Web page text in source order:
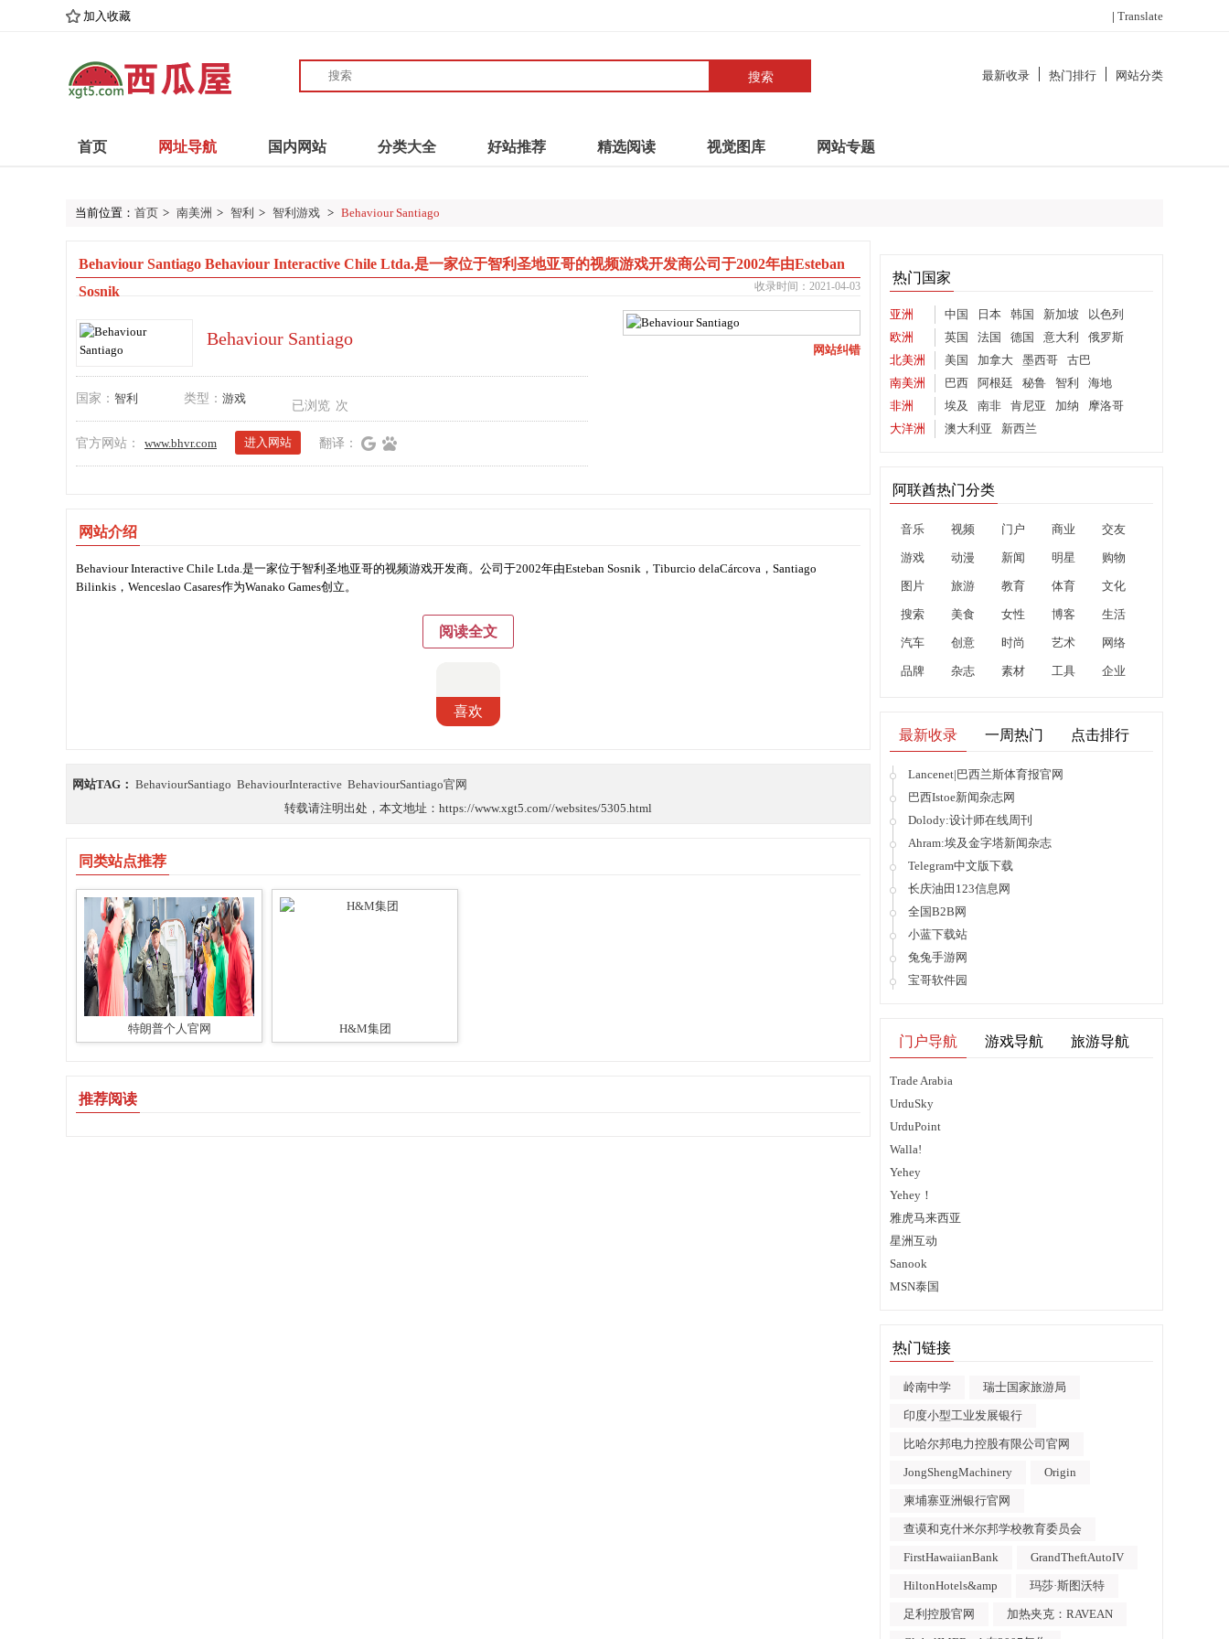
加入收藏 | Translate
搜索 最新收录 热门排行 网站分类
首页 网址导航 国内网站 分类大全 好站推荐 精选阅读 视觉图库 网站专题
当前位置： 首页 > 南美洲 > 智利 > 智利游戏 > Behaviour Santiago
Behaviour Santiago Behaviour Interactive Chile Ltda.是一家位于智利圣地亚哥的视频游戏开发商公司于2002年由Esteban
Sosnik
收录时间：2021-04-03
Behaviour Santiago
国家： 智利 类型： 游戏
已浏览 次
官方网站： www.bhvr.com 进入网站 翻译：
网站纠错
网站介绍
Behaviour Interactive Chile Ltda.是一家位于智利圣地亚哥的视频游戏开发商。公司于2002年由Esteban Sosnik，Tiburcio delaCárcova，Santiago
Bilinkis，Wenceslao Casares作为Wanako Games创立。
阅读全文
喜欢
网站TAG： BehaviourSantiago BehaviourInteractive BehaviourSantiago官网
转载请注明出处，本文地址：https://www.xgt5.com//websites/5305.html
同类站点推荐
特朗普个人官网 H&M集团
推荐阅读
热门国家
亚洲 中国 日本 韩国 新加坡
以色列
欧洲
英国 法国 德国 意大利
俄罗斯
北美洲
美国 加拿大 墨西哥
古巴
南美洲
巴西 阿根廷 秘鲁 智利
海地
非洲
埃及 南非 肯尼亚 加纳
摩洛哥
大洋洲
澳大利亚 新西兰
阿联酋热门分类
音乐 视频 门户 商业 交友
游戏 动漫 新闻 明星 购物
图片 旅游 教育 体育 文化
搜索 美食 女性 博客 生活
汽车 创意 时尚 艺术 网络
品牌 杂志 素材 工具 企业
最新收录 一周热门 点击排行
Lancenet|巴西兰斯体育报官网
巴西Istoe新闻杂志网
Dolody:设计师在线周刊
Ahram:埃及金字塔新闻杂志
Telegram中文版下载
长庆油田123信息网
全国B2B网
小蓝下载站
兔兔手游网
宝哥软件园
门户导航 游戏导航 旅游导航
Trade Arabia
UrduSky
UrduPoint
Walla!
Yehey
Yehey！
雅虎马来西亚
星洲互动
Sanook
MSN泰国
热门链接
岭南中学 瑞士国家旅游局
印度小型工业发展银行
比哈尔邦电力控股有限公司官网
JongShengMachinery Origin
柬埔寨亚洲银行官网
查谟和克什米尔邦学校教育委员会
FirstHawaiianBank GrandTheftAutoIV
HiltonHotels&amp 玛莎·斯图沃特
足利控股官网 加热夹克：RAVEAN